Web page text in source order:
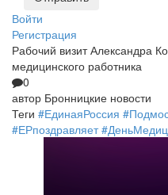
Войти
Регистрация
Рабочий визит Александра
медицинского работника
0
автор Бронницкие новости
Теги #ЕдинаяРоссия
#ЕРпоздравляет